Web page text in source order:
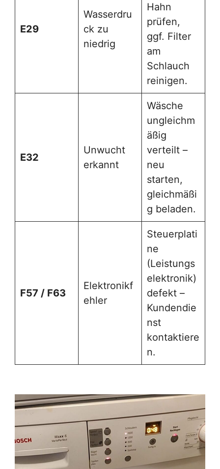
E29
Wasserdru
ck zu
niedrig
Hahn
prüfen,
ggf. Filter
am
Schlauch
reinigen.
E32
Unwucht
erkannt
Wäsche
ungleichm
äßig
verteilt –
neu
starten,
gleichmäßi
g beladen.
F57 / F63
Elektronikf
ehler
Steuerplati
ne
(Leistungs
elektronik)
defekt –
Kundendie
nst
kontaktiere
n.